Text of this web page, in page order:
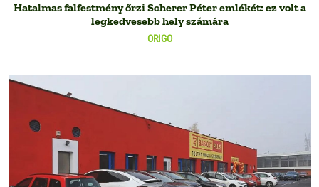
ORIGO
Hatalmas falfestmény őrzi Scherer Péter emlékét: ez volt a
legkedvesebb hely számára